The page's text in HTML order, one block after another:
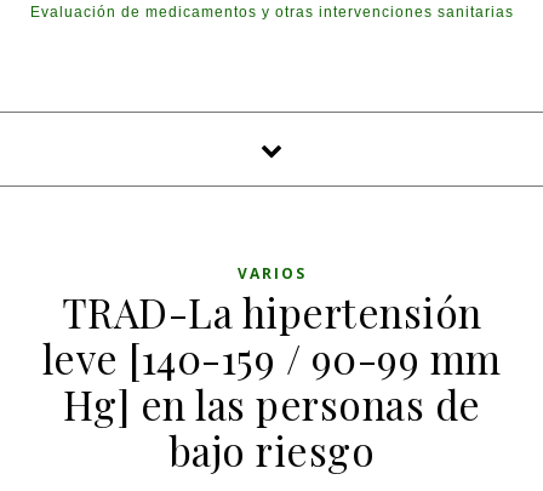
Evaluación de medicamentos y otras intervenciones sanitarias
VARIOS
TRAD-La hipertensión
leve [140-159 / 90-99 mm
Hg] en las personas de
bajo riesgo